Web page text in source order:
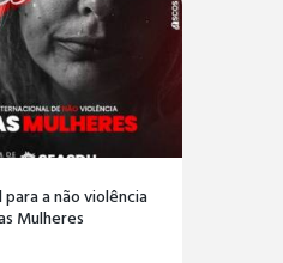
a não violência
Mulheres